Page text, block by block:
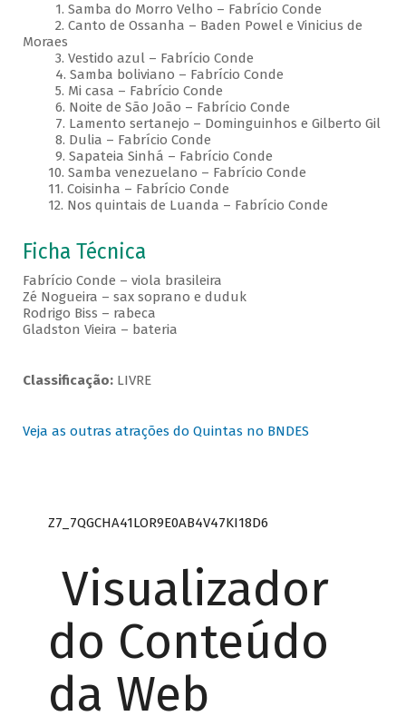
1. Samba do Morro Velho – Fabrício Conde
2. Canto de Ossanha – Baden Powel e Vinicius de
Moraes
3. Vestido azul – Fabrício Conde
4. Samba boliviano – Fabrício Conde
5. Mi casa – Fabrício Conde
6. Noite de São João – Fabrício Conde
7. Lamento sertanejo – Dominguinhos e Gilberto Gil
8. Dulia – Fabrício Conde
9. Sapateia Sinhá – Fabrício Conde
10. Samba venezuelano – Fabrício Conde
11. Coisinha – Fabrício Conde
12. Nos quintais de Luanda – Fabrício Conde
Ficha Técnica
Fabrício Conde – viola brasileira
Zé Nogueira – sax soprano e duduk
Rodrigo Biss – rabeca
Gladston Vieira – bateria
Classificação: LIVRE
Veja as outras atrações do Quintas no BNDES
Z7_7QGCHA41LOR9E0AB4V47KI18D6
Visualizador
do Conteúdo
da Web